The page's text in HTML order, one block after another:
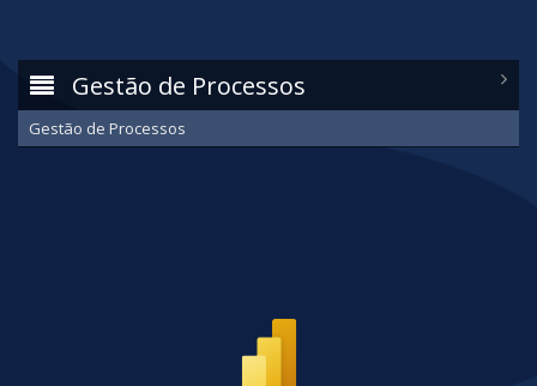
Gestão de Processos
Gestão de Processos